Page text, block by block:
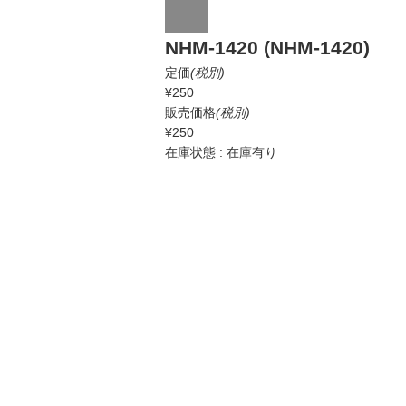
NHM-1420 (NHM-1420)
定価(税別)
¥250
販売価格(税別)
¥250
在庫状態 : 在庫有り